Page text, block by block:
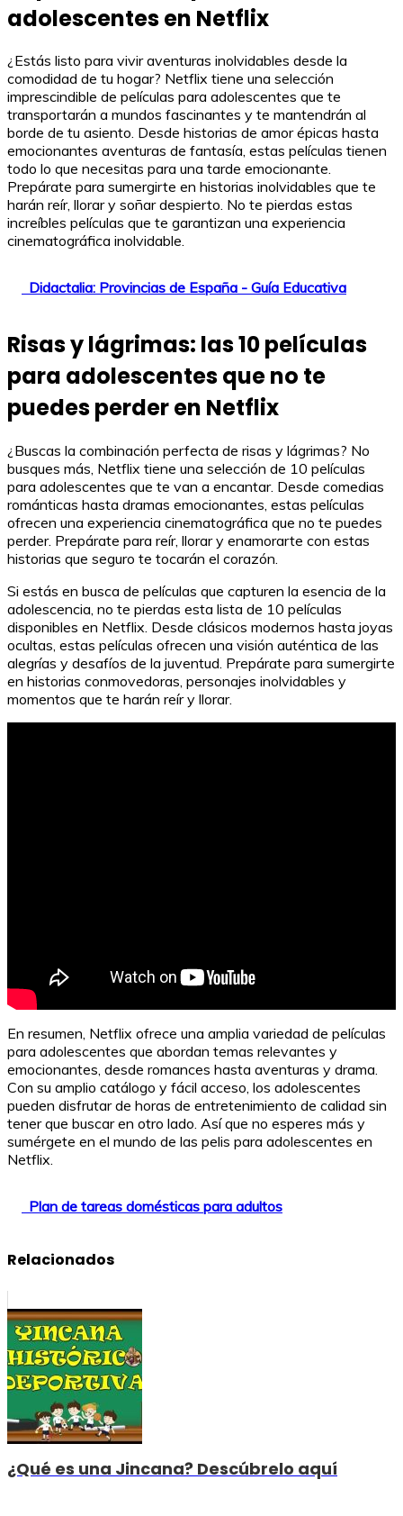
adolescentes en Netflix
¿Estás listo para vivir aventuras inolvidables desde la
comodidad de tu hogar? Netflix tiene una selección
imprescindible de películas para adolescentes que te
transportarán a mundos fascinantes y te mantendrán al
borde de tu asiento. Desde historias de amor épicas hasta
emocionantes aventuras de fantasía, estas películas tienen
todo lo que necesitas para una tarde emocionante.
Prepárate para sumergirte en historias inolvidables que te
harán reír, llorar y soñar despierto. No te pierdas estas
increíbles películas que te garantizan una experiencia
cinematográfica inolvidable.
Didactalia: Provincias de España - Guía Educativa
Risas y lágrimas: las 10 películas
para adolescentes que no te
puedes perder en Netflix
¿Buscas la combinación perfecta de risas y lágrimas? No
busques más, Netflix tiene una selección de 10 películas
para adolescentes que te van a encantar. Desde comedias
románticas hasta dramas emocionantes, estas películas
ofrecen una experiencia cinematográfica que no te puedes
perder. Prepárate para reír, llorar y enamorarte con estas
historias que seguro te tocarán el corazón.
Si estás en busca de películas que capturen la esencia de la
adolescencia, no te pierdas esta lista de 10 películas
disponibles en Netflix. Desde clásicos modernos hasta joyas
ocultas, estas películas ofrecen una visión auténtica de las
alegrías y desafíos de la juventud. Prepárate para sumergirte
en historias conmovedoras, personajes inolvidables y
momentos que te harán reír y llorar.
En resumen, Netflix ofrece una amplia variedad de películas
para adolescentes que abordan temas relevantes y
emocionantes, desde romances hasta aventuras y drama.
Con su amplio catálogo y fácil acceso, los adolescentes
pueden disfrutar de horas de entretenimiento de calidad sin
tener que buscar en otro lado. Así que no esperes más y
sumérgete en el mundo de las pelis para adolescentes en
Netflix.
Plan de tareas domésticas para adultos
Relacionados
¿Qué es una Jincana? Descúbrelo aquí